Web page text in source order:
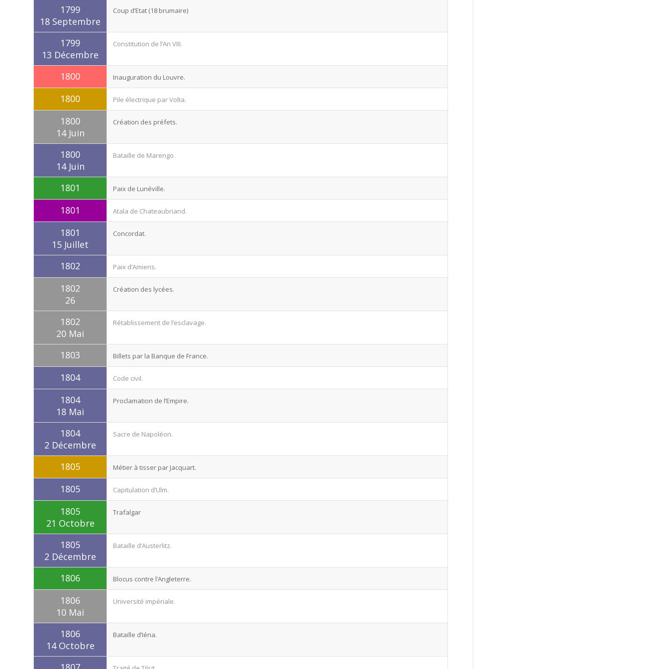
1799
18 Septembre
Coup d’Etat (18 brumaire)
1799
13 Décembre
Constitution de l’An VIII.
1800 Inauguration du Louvre.
1800 Pile électrique par Volta.
1800
14 Juin
Création des préfets.
1800
14 Juin
Bataille de Marengo.
1801 Paix de Lunéville.
1801 Atala de Chateaubriand.
1801
15 Juillet
Concordat.
1802 Paix d’Amiens.
1802
26
Création des lycées.
1802
20 Mai
Rétablissement de l’esclavage.
1803 Billets par la Banque de France.
1804 Code civil.
1804
18 Mai
Proclamation de l’Empire.
1804
2 Décembre
Sacre de Napoléon.
1805 Métier à tisser par Jacquart.
1805 Capitulation d’Ulm.
1805
21 Octobre
Trafalgar
1805
2 Décembre
Bataille d’Austerlitz.
1806 Blocus contre l’Angleterre.
1806
10 Mai
Université impériale.
1806
14 Octobre
Bataille d’Iéna.